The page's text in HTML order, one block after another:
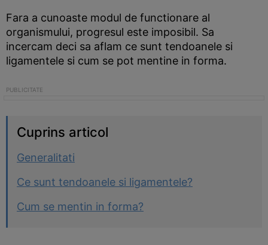
Fara a cunoaste modul de functionare al
organismului, progresul este imposibil. Sa
incercam deci sa aflam ce sunt tendoanele si
ligamentele si cum se pot mentine in forma.
Cuprins articol
Generalitati
Ce sunt tendoanele si ligamentele?
Cum se mentin in forma?